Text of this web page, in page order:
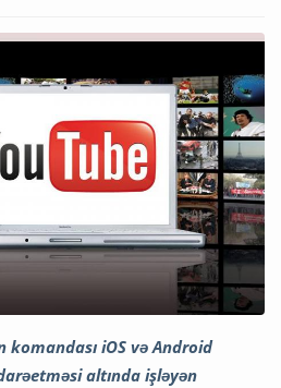
iOS və Android
altında işləyən